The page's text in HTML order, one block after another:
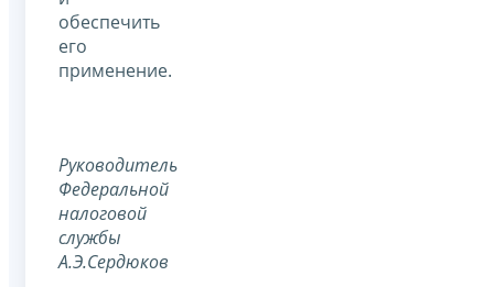
обеспечить
его
применение.
Руководитель
Федеральной
налоговой
службы
А.Э.Сердюков